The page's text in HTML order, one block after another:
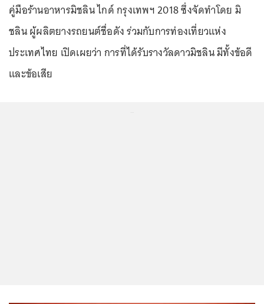
คู่มือร้านอาหารมิชลิน ไกด์ กรุงเทพฯ 2018 ซึ่งจัดทำโดย มิ
ชลิน ผู้ผลิตยางรถยนต์ชื่อดัง ร่วมกับการท่องเที่ยวแห่ง
ประเทศไทย เปิดเผยว่า การที่ได้รับรางวัลดาวมิชลิน มีทั้งข้อดี
และข้อเสีย